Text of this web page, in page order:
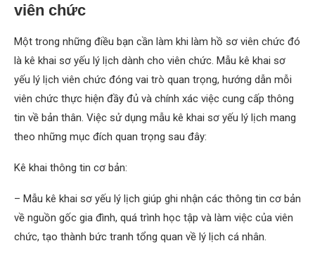
viên chức
Một trong những điều bạn cần làm khi làm hồ sơ viên chức đó
là kê khai sơ yếu lý lịch dành cho viên chức. Mẫu kê khai sơ
yếu lý lịch viên chức đóng vai trò quan trọng, hướng dẫn mỗi
viên chức thực hiện đầy đủ và chính xác việc cung cấp thông
tin về bản thân. Việc sử dụng mẫu kê khai sơ yếu lý lịch mang
theo những mục đích quan trọng sau đây:
Kê khai thông tin cơ bản:
– Mẫu kê khai sơ yếu lý lịch giúp ghi nhận các thông tin cơ bản
về nguồn gốc gia đình, quá trình học tập và làm việc của viên
chức, tạo thành bức tranh tổng quan về lý lịch cá nhân.